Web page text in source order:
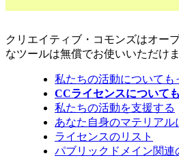
クリエイティブ・コモンズはオー
なツールは無償でお使いいただけま
私たちの活動についても
CCライセンスについて
私たちの活動を支援する
あなた自身のマテリアル
ライセンスのリスト
パブリックドメイン関連